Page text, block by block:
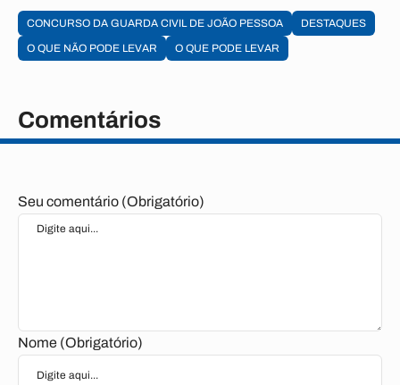
CONCURSO DA GUARDA CIVIL DE JOÃO PESSOA
DESTAQUES
O QUE NÃO PODE LEVAR
O QUE PODE LEVAR
Comentários
Seu comentário (Obrigatório)
Nome (Obrigatório)